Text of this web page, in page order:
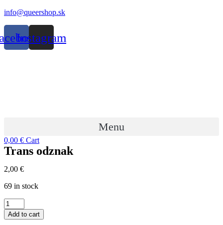
Preskočiť
obsah
info@queershop.sk
Instagram
Menu
0,00 € Cart
Trans odznak
2,00 €
69 in stock
Trans
odznak
quantity
Add to cart